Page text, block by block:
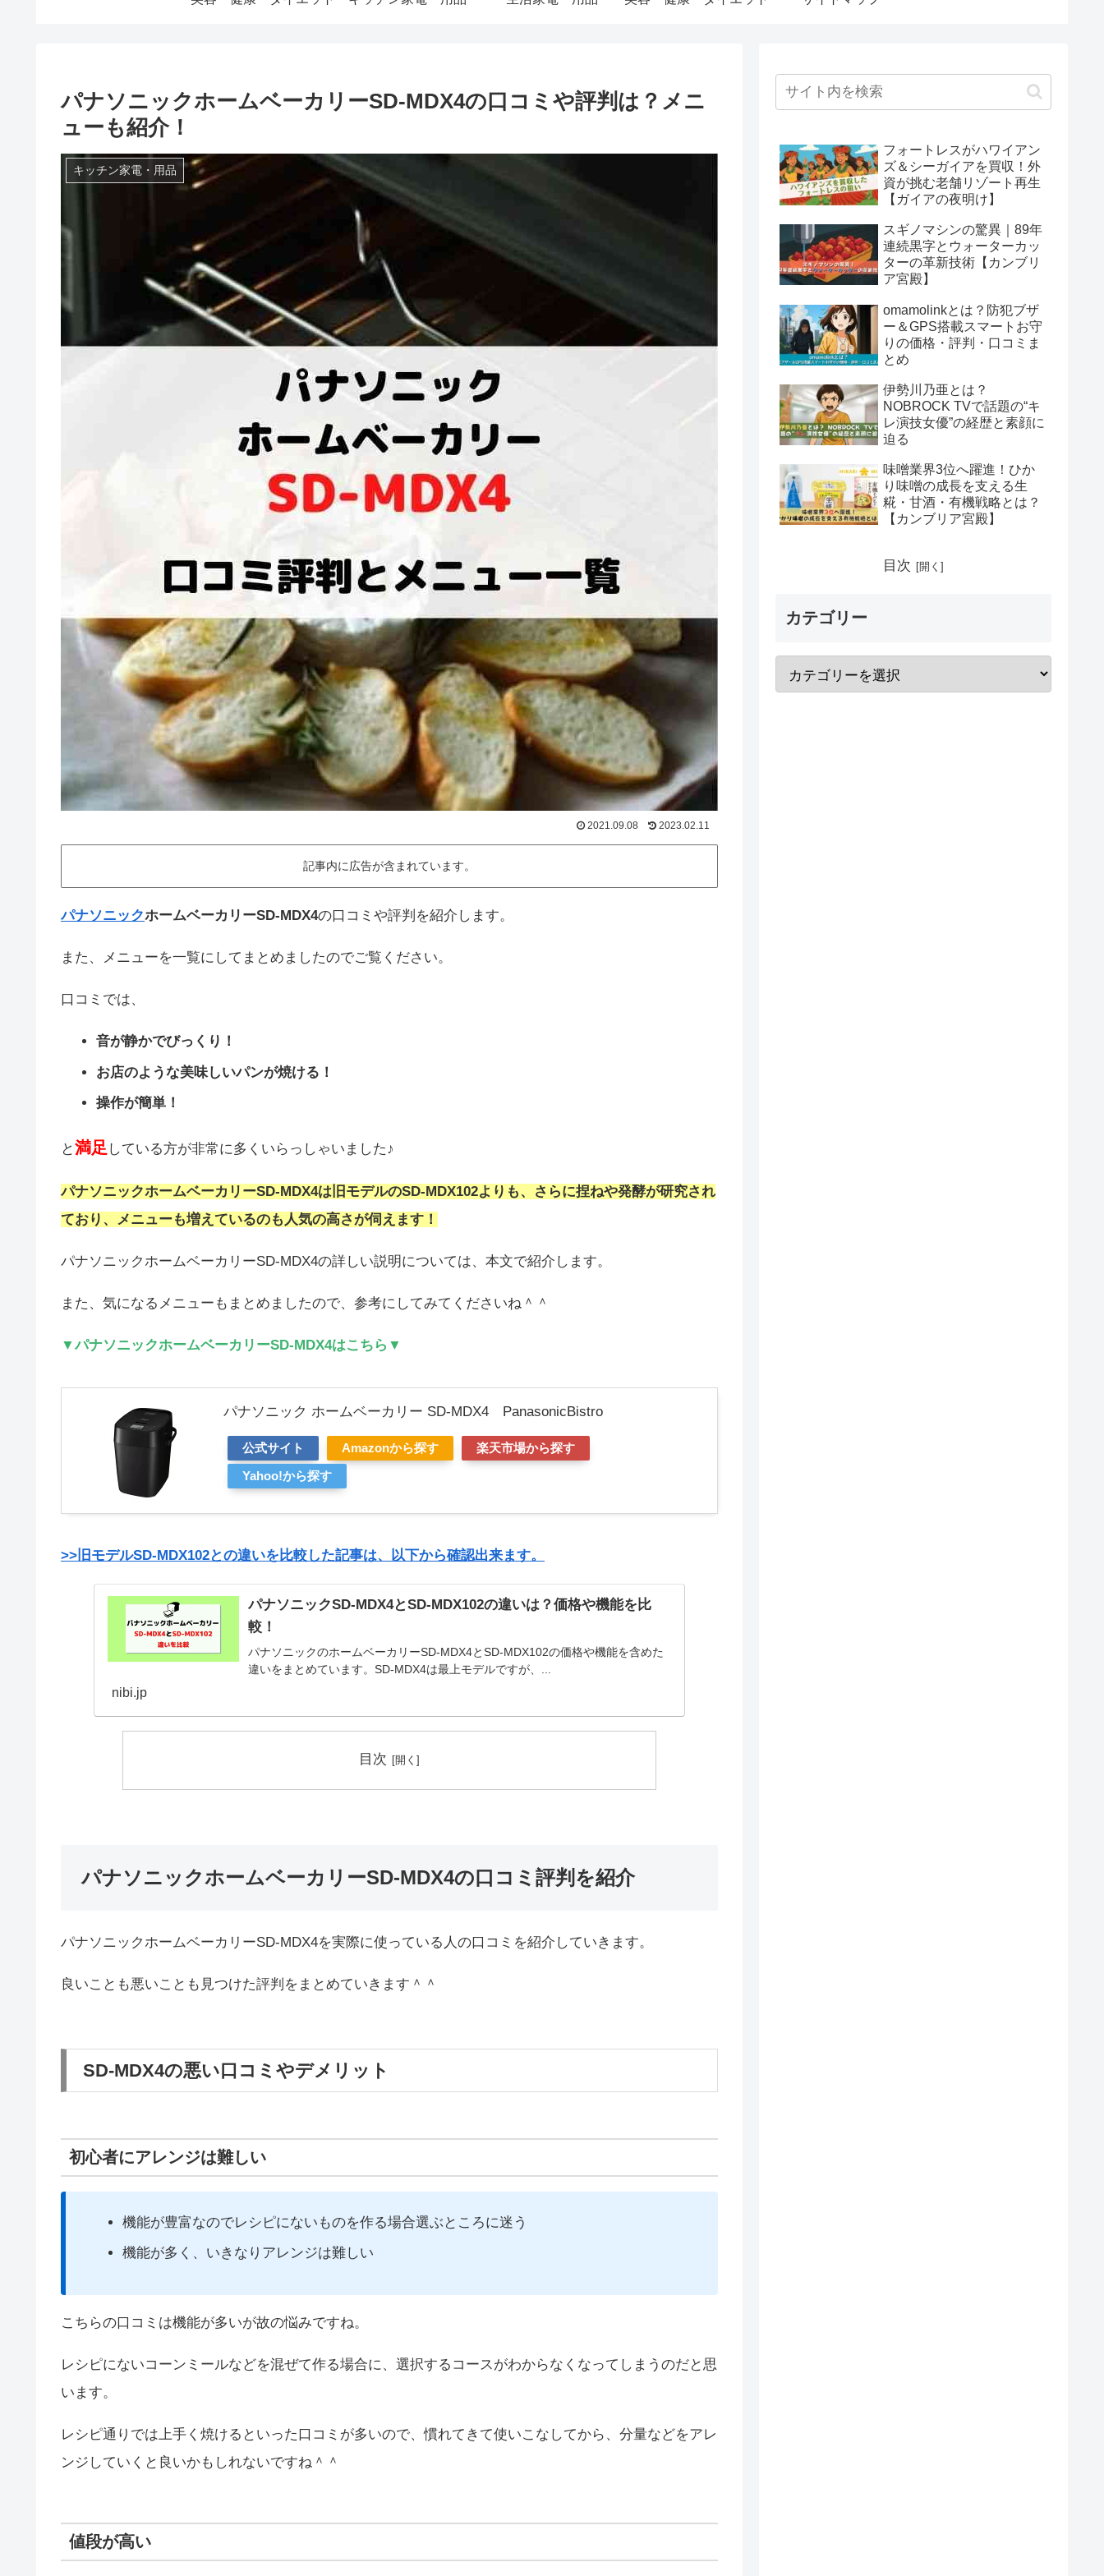
パナソニックホームベーカリーSD-MDX4の口コミや評判は？メニ
ューも紹介！
キッチン家電・用品
2021.09.08 2023.02.11
記事内に広告が含まれています。
パナソニックホームベーカリーSD-MDX4の口コミや評判を紹介します。
また、メニューを一覧にしてまとめましたのでご覧ください。
口コミでは、
音が静かでびっくり！
お店のような美味しいパンが焼ける！
操作が簡単！
と満足 している方が非常に多くいらっしゃいました♪
パナソニックホームベーカリーSD-MDX4は旧モデルのSD-MDX102よりも、さらに捏ねや発酵が研究され
ており、メニューも増えているのも人気の高さが伺えます！
パナソニックホームベーカリーSD-MDX4の詳しい説明については、本文で紹介します。
また、気になるメニューもまとめましたので、参考にしてみてくださいね＾＾
▼パナソニックホームベーカリーSD-MDX4はこちら▼
パナソニック ホームベーカリー SD-MDX4 PanasonicBistro
公式サイト Amazonから探す
楽天市場から探す
Yahoo!から探す
>>旧モデルSD-MDX102との違いを比較した記事は、以下から確認出来ます。
パナソニックSD-MDX4とSD-MDX102の違いは？価格や機能を比
較！
パナソニックのホームベーカリーSD-MDX4とSD-MDX102の価格や機能を含めた
違いをまとめています。SD-MDX4は最上モデルですが、...
nibi.jp
目次
パナソニックホームベーカリーSD-MDX4の口コミ評判を紹介
パナソニックホームベーカリーSD-MDX4を実際に使っている人の口コミを紹介していきます。
良いことも悪いことも見つけた評判をまとめていきます＾＾
SD-MDX4の悪い口コミやデメリット
初心者にアレンジは難しい
機能が豊富なのでレシピにないものを作る場合選ぶところに迷う
機能が多く、いきなりアレンジは難しい
こちらの口コミは機能が多いが故の悩みですね。
レシピにないコーンミールなどを混ぜて作る場合に、選択するコースがわからなくなってしまうのだと思
います。
レシピ通りでは上手く焼けるといった口コミが多いので、慣れてきて使いこなしてから、分量などをアレ
ンジしていくと良いかもしれないですね＾＾
値段が高い
フォートレスがハワイアン
ズ＆シーガイアを買収！外
資が挑む老舗リゾート再生
【ガイアの夜明け】
スギノマシンの驚異｜89年
連続黒字とウォーターカッ
ターの革新技術【カンブリ
ア宮殿】
omamolinkとは？防犯ブザ
ー＆GPS搭載スマートお守
りの価格・評判・口コミま
とめ
伊勢川乃亜とは？
NOBROCK TVで話題の“キ
レ演技女優”の経歴と素顔に
迫る
味噌業界3位へ躍進！ひか
り味噌の成長を支える生
糀・甘酒・有機戦略とは？
【カンブリア宮殿】
目次
カテゴリー